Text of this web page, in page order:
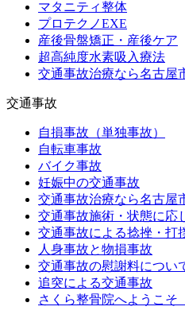
マタニティ整体
プロテクノEXE
産後骨盤矯正・産後ケア
超高純度水素吸入療法
交通事故治療なら名古屋
交通事故
自損事故（単独事故）
自転車事故
バイク事故
妊娠中の交通事故
交通事故治療なら名古屋
交通事故施術・状態に応
交通事故による捻挫・打
人身事故と物損事故
交通事故の慰謝料につい
追突による交通事故
さくら整骨院へようこ